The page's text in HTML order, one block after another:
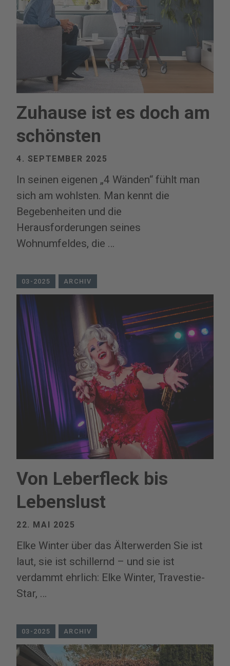
Zuhause ist es doch am
schönsten
4. SEPTEMBER 2025
In seinen eigenen „4 Wänden“ fühlt man
sich am wohlsten. Man kennt die
Begebenheiten und die
Herausforderungen seines
Wohnumfeldes, die …
03-2025 ARCHIV
Von Leberfleck bis
Lebenslust
22. MAI 2025
Elke Winter über das Älterwerden Sie ist
laut, sie ist schillernd – und sie ist
verdammt ehrlich: Elke Winter, Travestie-
Star, …
03-2025 ARCHIV